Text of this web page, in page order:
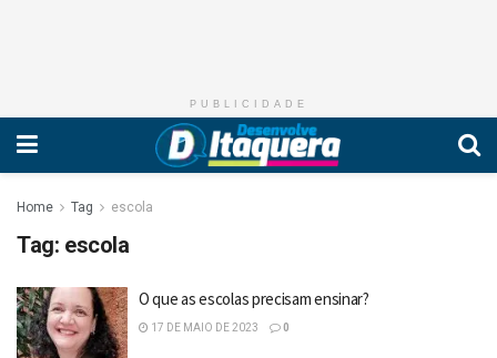
PUBLICIDADE
Home Tag escola
Tag: escola
O que as escolas precisam ensinar?
17 DE MAIO DE 2023 0